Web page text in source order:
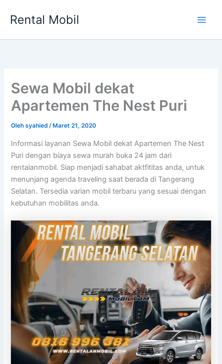
Rental Mobil
Sewa Mobil dekat
Apartemen The Nest Puri
Olehsyahied/ Maret 21, 2020
Informasi layanan Sewa Mobil dekat Apartemen The Nest
Puri dengan biaya sewa murah buka 24 jam dari
rentalanmobil. Siap menjadi sahabat aktfititas anda, untuk
menunjang agenda traveling saat berada di Tangerang
Selatan. Tersedia varian mobil terbaru yang sesuai dengan
kebutuhan mobilitas anda.